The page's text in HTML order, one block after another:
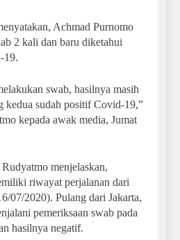
Achmad Purnomo
2 kali dan baru diketahui
19.
swab, hasilnya masih
kedua sudah positif Covid-19,”
kepada awak media, Jumat
menjelaskan,
riwayat perjalanan dari
07/2020). Pulang dari Jakarta,
pemeriksaan swab pada
hasilnya negatif.